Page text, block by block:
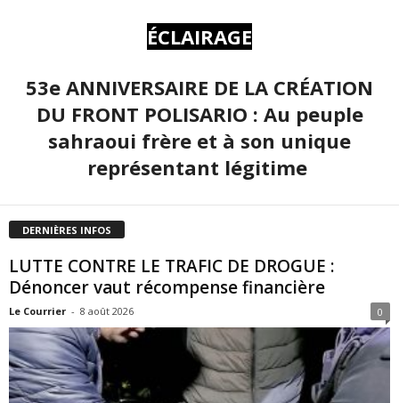
ÉCLAIRAGE
53e ANNIVERSAIRE DE LA CRÉATION
DU FRONT POLISARIO : Au peuple
sahraoui frère et à son unique
représentant légitime
DERNIÈRES INFOS
LUTTE CONTRE LE TRAFIC DE DROGUE :
Dénoncer vaut récompense financière
Le Courrier - 8 août 2026 0